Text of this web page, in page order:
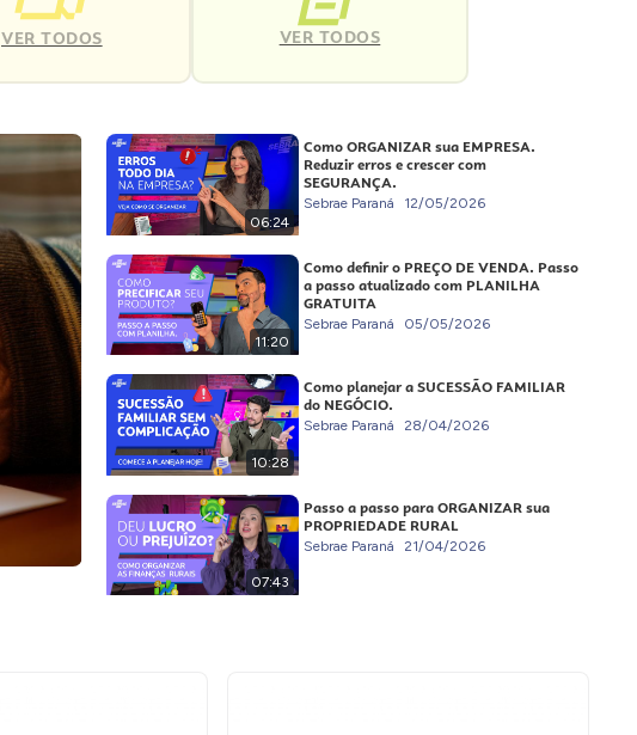
VER TODOS VER TODOS
06:24
Como ORGANIZAR sua EMPRESA.
Reduzir erros e crescer com
SEGURANÇA.
Sebrae Paraná 12/05/2026
11:20
Como definir o PREÇO DE VENDA. Passo
a passo atualizado com PLANILHA
GRATUITA
Sebrae Paraná 05/05/2026
10:28
Como planejar a SUCESSÃO FAMILIAR
do NEGÓCIO.
Sebrae Paraná 28/04/2026
07:43
Passo a passo para ORGANIZAR sua
PROPRIEDADE RURAL
Sebrae Paraná 21/04/2026